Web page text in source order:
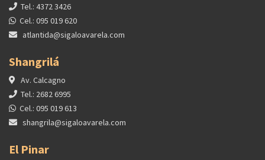
Tel.: 4372 3426
Cel.: 095 019 620
atlantida@sigaloavarela.com
Shangrilá
Av. Calcagno
Tel.: 2682 6995
Cel.: 095 019 613
shangrila@sigaloavarela.com
El Pinar